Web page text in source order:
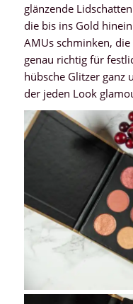
glänzende
die bis ins Gold
AMUs schminken,
genau richtig für
hübsche Glitzer ganz
der jeden Look